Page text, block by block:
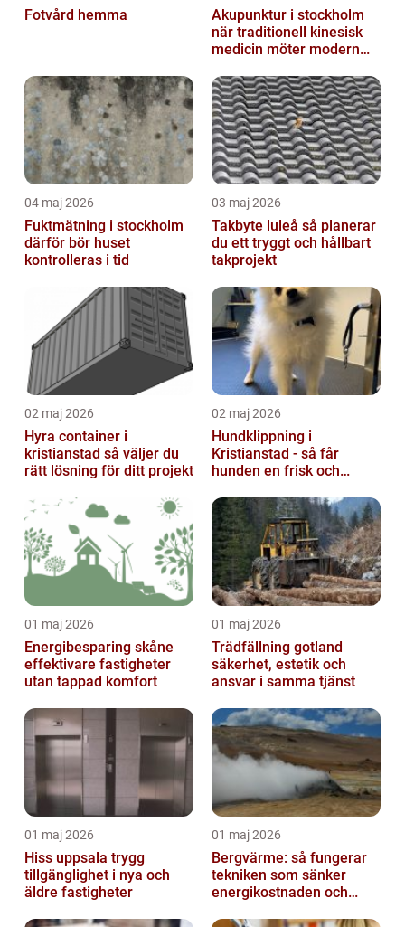
Fotvård hemma
Akupunktur i stockholm
när traditionell kinesisk
medicin möter modern
04 maj 2026
Fuktmätning i stockholm
därför bör huset
kontrolleras i tid
03 maj 2026
Takbyte luleå så planerar
du ett tryggt och hållbart
takprojekt
02 maj 2026
Hyra container i
kristianstad så väljer du
rätt lösning för ditt projekt
02 maj 2026
Hundklippning i
Kristianstad - så får
hunden en frisk och
01 maj 2026
Energibesparing skåne
effektivare fastigheter
utan tappad komfort
01 maj 2026
Trädfällning gotland
säkerhet, estetik och
ansvar i samma tjänst
01 maj 2026
Hiss uppsala trygg
tillgänglighet i nya och
äldre fastigheter
01 maj 2026
Bergvärme: så fungerar
tekniken som sänker
energikostnaden och